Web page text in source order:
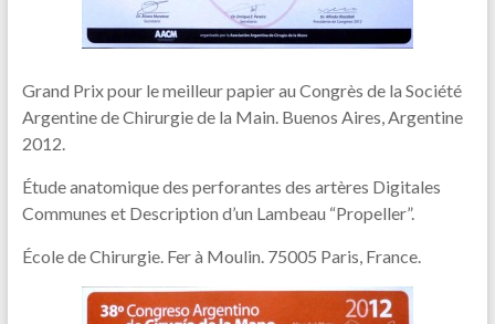
Grand Prix pour le meilleur papier au Congrès de la Société
Argentine de Chirurgie de la Main. Buenos Aires, Argentine
2012.
Étude anatomique des perforantes des artères Digitales
Communes et Description d’un Lambeau “Propeller”.
École de Chirurgie. Fer à Moulin. 75005 Paris, France.